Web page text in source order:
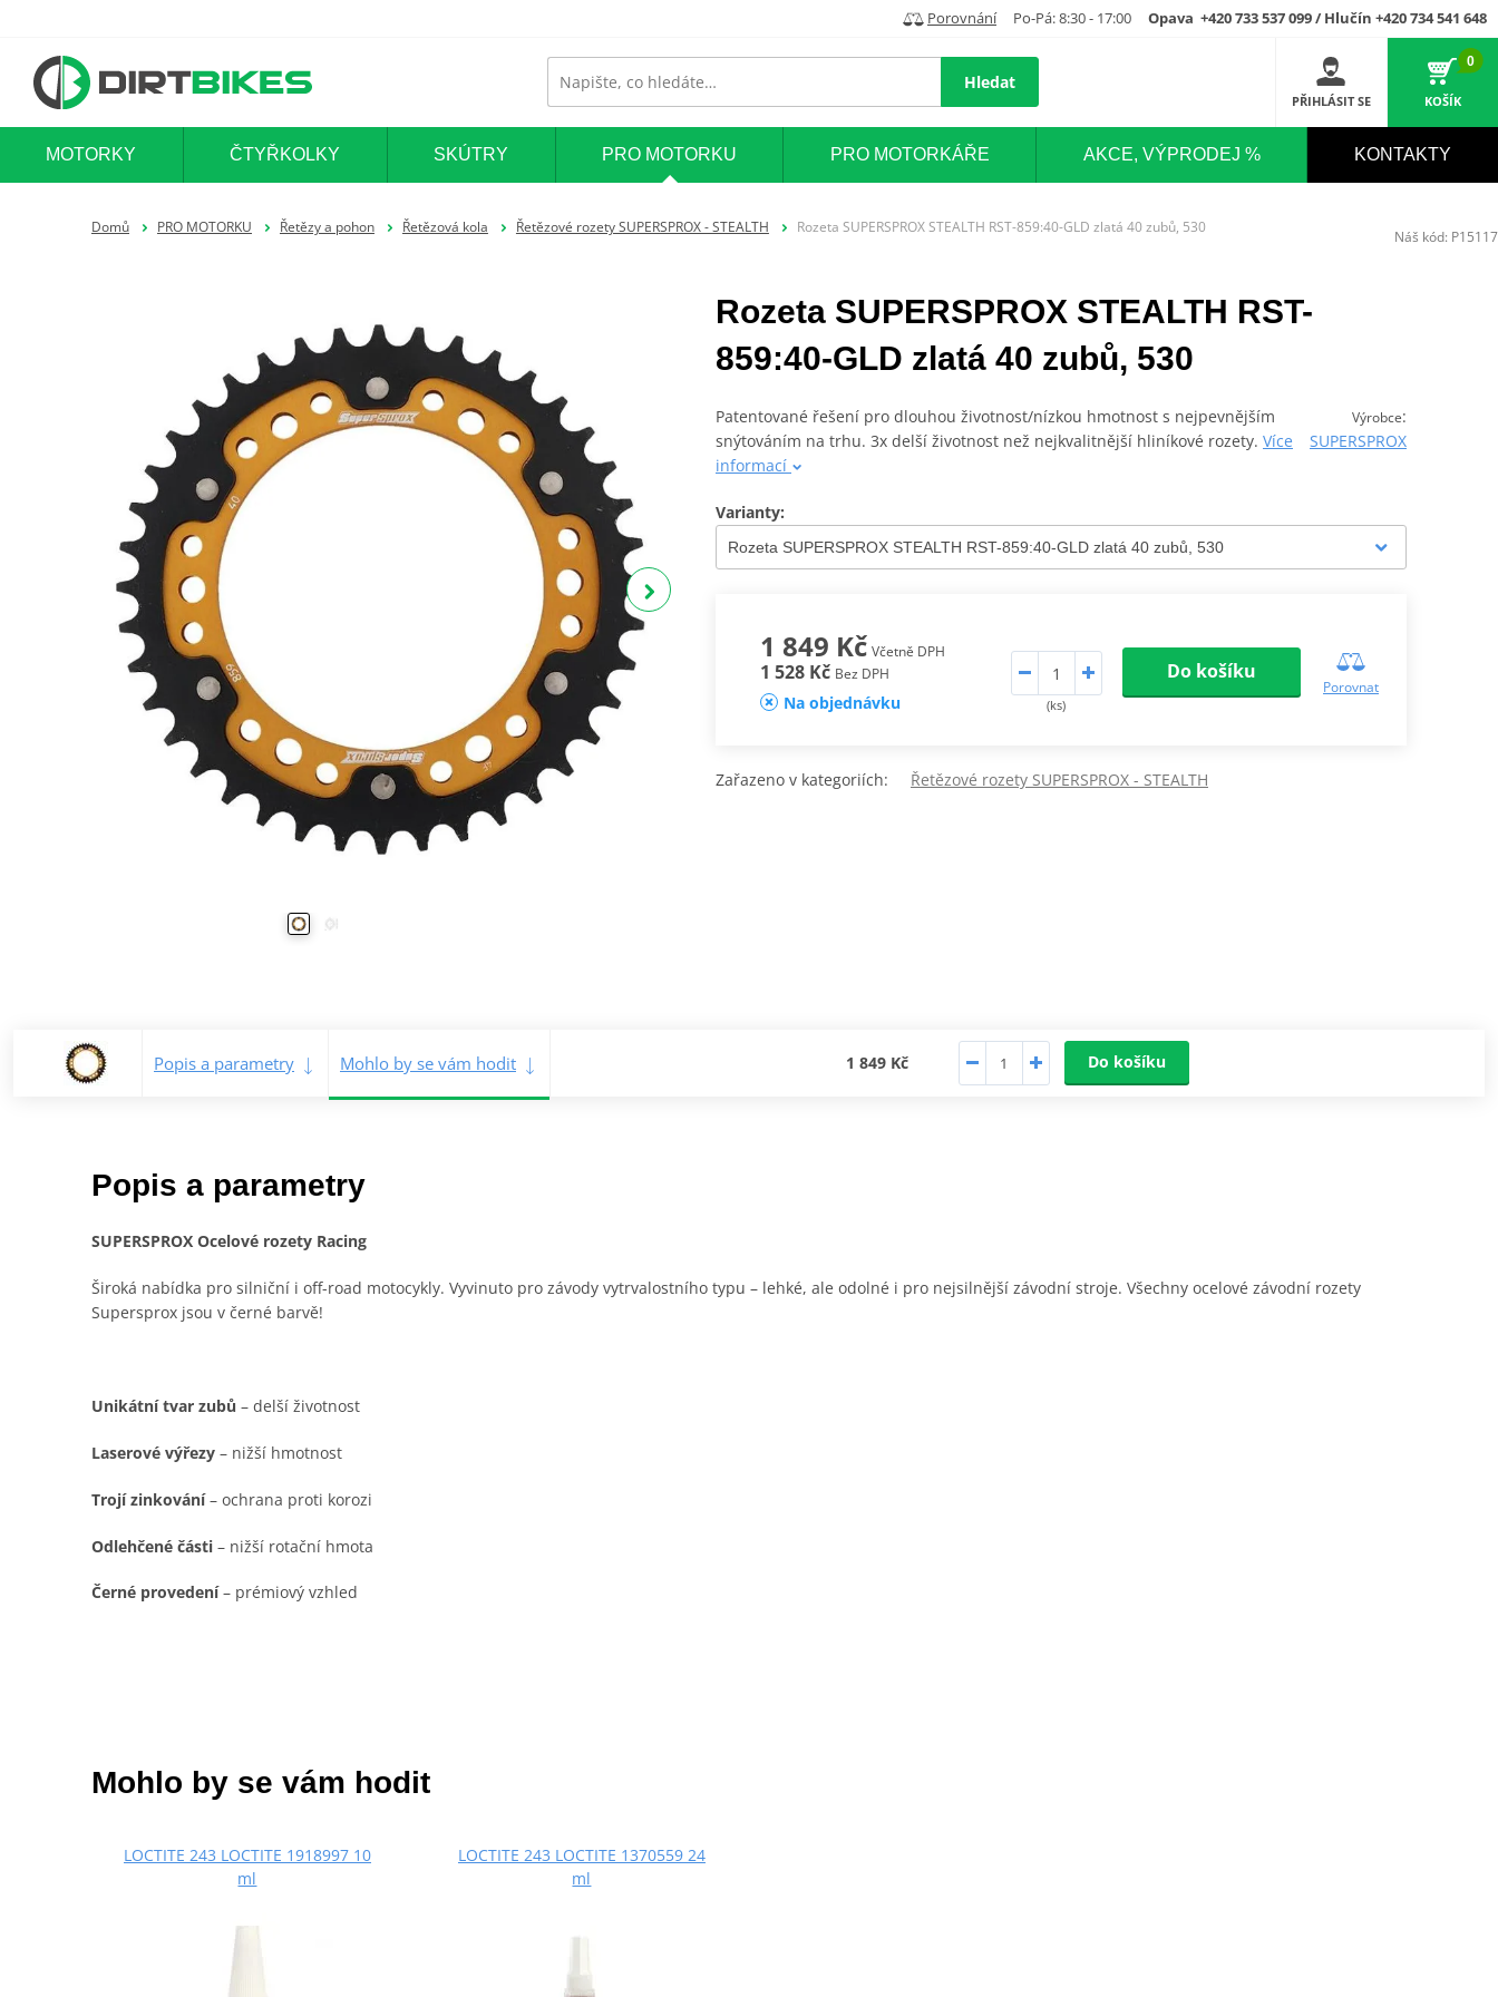
Porovnání Po-Pá: 8:30 - 17:00 Opava +420 733 537 099 / Hlučín +420 734 541 648
Hledat
PŘIHLÁSIT SE
0
KOŠÍK
MOTORKY ČTYŘKOLKY SKÚTRY PRO MOTORKU PRO MOTORKÁŘE AKCE, VÝPRODEJ % KONTAKTY
Domů PRO MOTORKU Řetězy a pohon Řetězová kola Řetězové rozety SUPERSPROX - STEALTH Rozeta SUPERSPROX STEALTH RST-859:40-GLD zlatá 40 zubů, 530
Rozeta SUPERSPROX STEALTH RST-
859:40-GLD zlatá 40 zubů, 530
Výrobce:
SUPERSPROX
Patentované řešení pro dlouhou životnost/nízkou hmotnost s nejpevnějším
snýtováním na trhu. 3x delší životnost než nejkvalitnější hliníkové rozety. Více
informací
Varianty:
1 849 Kč Včetně DPH
1 528 Kč Bez DPH
Na objednávku (ks)
Do košíku
Porovnat
Zařazeno v kategoriích: Řetězové rozety SUPERSPROX - STEALTH
Popis a parametry Mohlo by se vám hodit 1 849 Kč Do košíku
Popis a parametry
SUPERSPROX Ocelové rozety Racing
Široká nabídka pro silniční i off-road motocykly. Vyvinuto pro závody vytrvalostního typu – lehké, ale odolné i pro nejsilnější závodní stroje. Všechny ocelové závodní rozety
Supersprox jsou v černé barvě!
Unikátní tvar zubů – delší životnost
Laserové výřezy – nižší hmotnost
Trojí zinkování– ochrana proti korozi
Odlehčené části – nižší rotační hmota
Černé provedení– prémiový vzhled
Náš kód: P15117
Mohlo by se vám hodit
LOCTITE 243 LOCTITE 1918997 10
ml
LOCTITE 243 LOCTITE 1370559 24
ml